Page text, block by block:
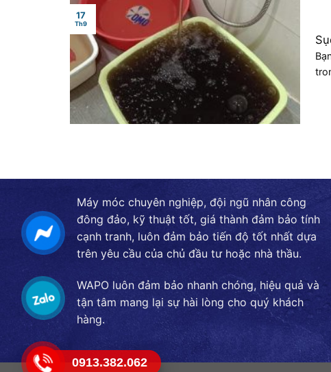
17
Th9
Máy móc chuyên nghiệp, đội ngũ nhân công
đông đảo, kỹ thuật tốt, giá thành đảm bảo tính
cạnh tranh, luôn đảm bảo tiến độ tốt nhất dựa
trên yêu cầu của chủ đầu tư hoặc nhà thầu.
WAPO luôn đảm bảo nhanh chóng, hiệu quả và
tận tâm mang lại sự hài lòng cho quý khách
hàng.
0913.382.062